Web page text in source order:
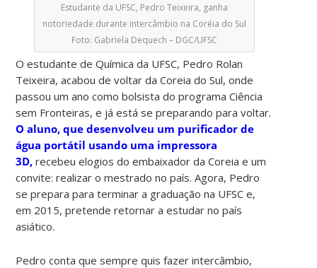
Estudante da UFSC, Pedro Teixeira, ganha
notoriedade durante intercâmbio na Coréia do Sul
Foto: Gabriela Dequech – DGC/UFSC
O estudante de Química da UFSC, Pedro Rolan
Teixeira, acabou de voltar da Coreia do Sul, onde
passou um ano como bolsista do programa Ciência
sem Fronteiras, e já está se preparando para voltar.
O aluno, que desenvolveu um purificador de
água portátil usando uma impressora
3D, recebeu elogios do embaixador da Coreia e um
convite: realizar o mestrado no país. Agora, Pedro
se prepara para terminar a graduação na UFSC e,
em 2015, pretende retornar a estudar no país
asiático.
Pedro conta que sempre quis fazer intercâmbio,